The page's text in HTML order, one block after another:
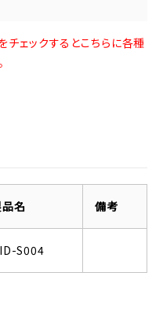
ェックするとこちらに各種
名 備考
S004